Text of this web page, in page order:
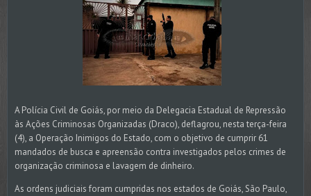
A Polícia Civil de Goiás, por meio da Delegacia Estadual de Repressão
às Ações Criminosas Organizadas (Draco), deflagrou, nesta terça-feira
(4), a Operação Inimigos do Estado, com o objetivo de cumprir 61
mandados de busca e apreensão contra investigados pelos crimes de
organização criminosa e lavagem de dinheiro.
As ordens judiciais foram cumpridas nos estados de Goiás, São Paulo,